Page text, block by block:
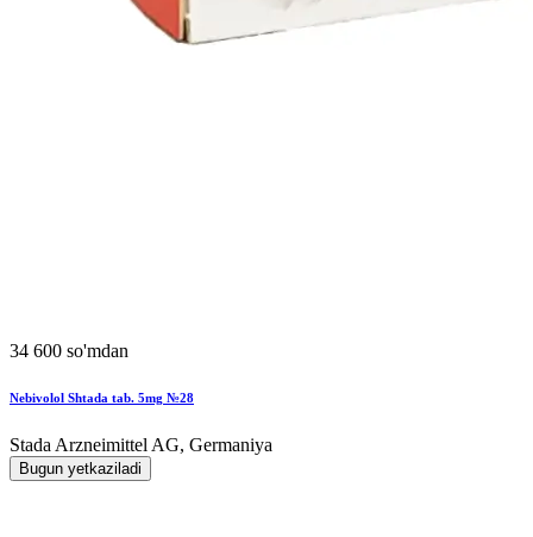
34 600 so'mdan
Nebivolol Shtada tab. 5mg №28
Stada Arzneimittel AG, Germaniya
Bugun yetkaziladi